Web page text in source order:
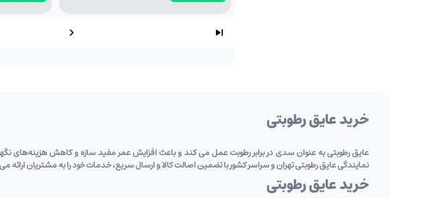
خرید عایق رطوبتی
عایق رطوبتی به عنوان سدی در برابر رطوبت عمل می‌ کند و باعث افزایش عمر مفید سازه و کاهش هزینه‌های
نمایندگی عایق رطوبتی تهران و سراسر کشور با تضمین اصالت کالا و ارسال سریع، خدمات خود را به مشتریان ارائه می‌دهد. برای
خرید عایق رطوبتی